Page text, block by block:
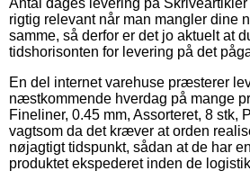
rigtig relevant når man mangler dine
samme, så derfor er det jo aktuelt at
tidshorisonten for levering på det
En del internet varehuse præsterer
næstkommende hverdag på mange
Fineliner, 0.45 mm, Assorteret, 8 stk,
vagtsom da det kræver at orden
nøjagtigt tidspunkt, sådan at de har
produktet ekspederet inden de